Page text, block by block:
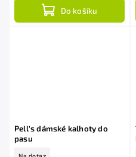
Do košíku
Pell's dámské kalhoty do
pasu